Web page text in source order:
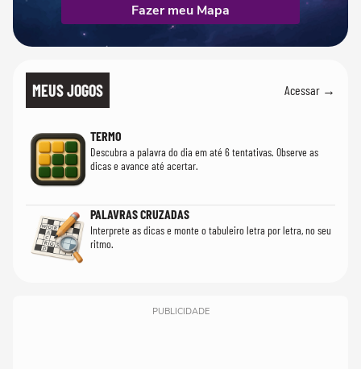
Fazer meu Mapa
MEUS JOGOS Acessar →
TERMO
Descubra a palavra do dia em até 6 tentativas. Observe as
dicas e avance até acertar.
PALAVRAS CRUZADAS
Interprete as dicas e monte o tabuleiro letra por letra, no seu
ritmo.
PUBLICIDADE